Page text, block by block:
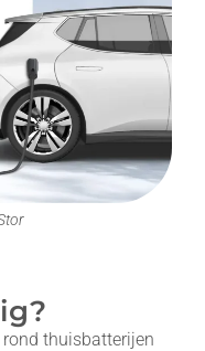
thuisbatterijen